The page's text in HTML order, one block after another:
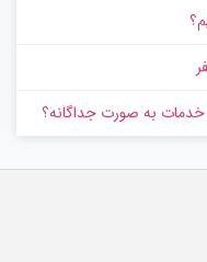
خدمات به‌ صورت جداگانه؟